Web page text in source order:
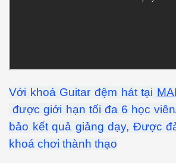
Với khoá Guitar đệm hát tại
được giới hạn tối đa 6 học
bảo kết quả giảng dạy, Được
khoá chơi thành thạo